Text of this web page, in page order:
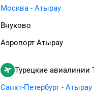
Москва - Атырау
Внуково
Аэропорт Атырау
Турецкие авиалинии
Санкт-Петербург - Атырау